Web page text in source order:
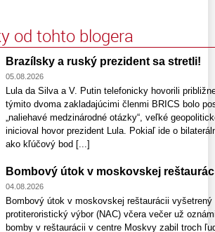
od tohto blogera
Brazílsky a ruský prezident sa stretli!
05.08.2026
Lula da Silva a V. Putin telefonicky hovorili
týmito dvoma zakladajúcimi členmi BRICS bolo
„naliehavé medzinárodné otázky“, veľké
inicioval hovor prezident Lula. Pokiaľ ide o
ako kľúčový bod [...]
Bombový útok v moskovskej
04.08.2026
Bombový útok v moskovskej reštaurácii
protiteroristický výbor (NAC) včera večer už
bomby v reštaurácii v centre Moskvy zabil troch